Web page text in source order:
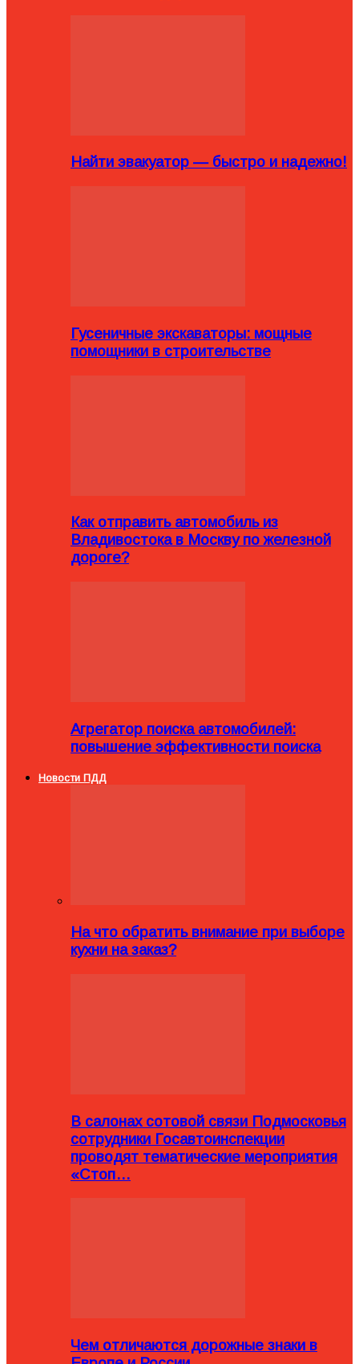
Найти эвакуатор — быстро и надежно!
Гусеничные экскаваторы: мощные
помощники в строительстве
Как отправить автомобиль из
Владивостока в Москву по железной
дороге?
Агрегатор поиска автомобилей:
повышение эффективности поиска
Новости ПДД
На что обратить внимание при выборе
кухни на заказ?
В салонах сотовой связи Подмосковья
сотрудники Госавтоинспекции
проводят тематические мероприятия
«Стоп…
Чем отличаются дорожные знаки в